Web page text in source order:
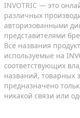
INVOTRIC — это
различных
авторизованными
представителями
Все названия
используемые на
соответствующих
названий, товарных
предназначено
никакой связи или